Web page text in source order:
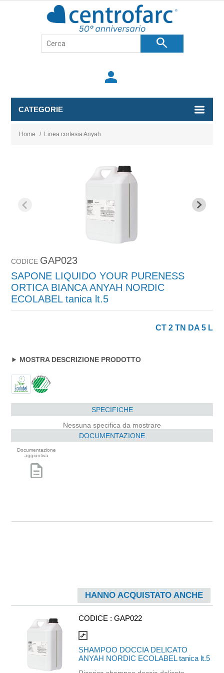
search
person
CATEGORIE
Home / Linea cortesia Anyah
CODICE GAP023
SAPONE LIQUIDO YOUR PURENESS
ORTICA BIANCA ANYAH NORDIC
ECOLABEL tanica lt.5
CT 2 TN DA 5 L
MOSTRA DESCRIZIONE PRODOTTO
SPECIFICHE
Nessuna specifica da mostrare
DOCUMENTAZIONE
Documentazione
aggiuntiva
description
HANNO ACQUISTATO ANCHE
CODICE : GAP022
compare_arrows
SHAMPOO DOCCIA DELICATO
ANYAH NORDIC ECOLABEL tanica lt.5